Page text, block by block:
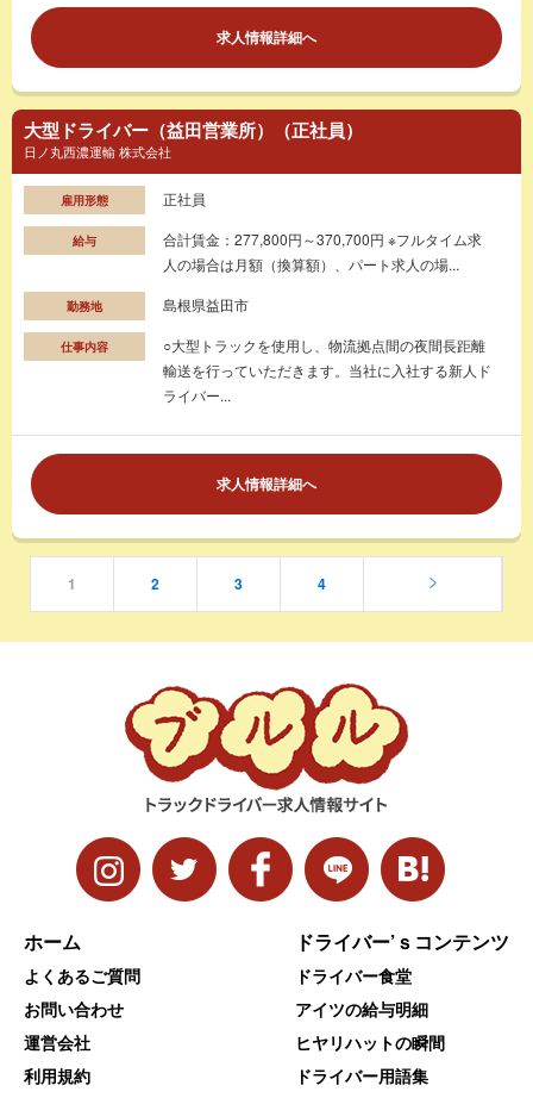
求人情報詳細へ
大型ドライバー（益田営業所）（正社員）
日ノ丸西濃運輸 株式会社
雇用形態 正社員
給与
合計賃金：277,800円～370,700円 ※フルタイム求
人の場合は月額（換算額）、パート求人の場...
勤務地 島根県益田市
仕事内容
○大型トラックを使用し、物流拠点間の夜間長距離
輸送を行っていただきます。当社に入社する新人ド
ライバー...
求人情報詳細へ
1 2 3 4
ホーム
よくあるご質問
お問い合わせ
運営会社
利用規約
ドライバー’ｓコンテンツ
ドライバー食堂
アイツの給与明細
ヒヤリハットの瞬間
ドライバー用語集